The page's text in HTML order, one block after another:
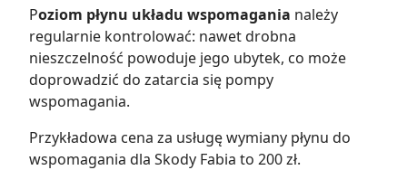
Poziom płynu układu wspomagania należy
regularnie kontrolować: nawet drobna
nieszczelność powoduje jego ubytek, co może
doprowadzić do zatarcia się pompy
wspomagania.
Przykładowa cena za usługę wymiany płynu do
wspomagania dla Skody Fabia to 200 zł.